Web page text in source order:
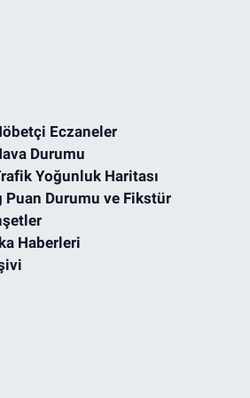
Eczaneler
Durumu
Yoğunluk Haritası
Puan Durumu ve Fikstür
Haberleri